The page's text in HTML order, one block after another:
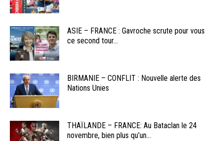
ASIE – FRANCE : Gavroche scrute pour vous
ce second tour...
BIRMANIE – CONFLIT : Nouvelle alerte des
Nations Unies
THAÏLANDE – FRANCE: Au Bataclan le 24
novembre, bien plus qu’un...